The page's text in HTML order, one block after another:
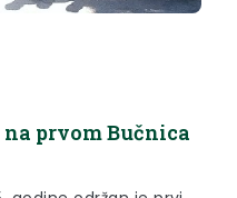
prvom Bučnica